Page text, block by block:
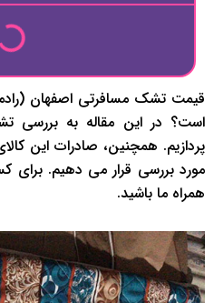
قیمت تشک مسافرتی اصفهان
است؟ در این مقاله به بررسی
پردازیم. همچنین، صادرات این
مورد بررسی قرار می دهیم. برای
همراه ما باشید.